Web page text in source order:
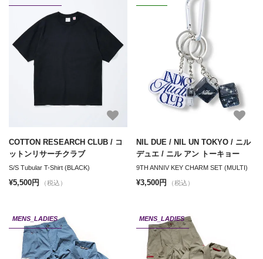
COTTON RESEARCH CLUB / コ
ットンリサーチクラブ
S/S Tubular T-Shirt (BLACK)
¥5,500円 （税込）
NIL DUE / NIL UN TOKYO / ニル
デュエ / ニル アン トーキョー
9TH ANNIV KEY CHARM SET (MULTI)
¥3,500円 （税込）
MENS_LADIES MENS_LADIES